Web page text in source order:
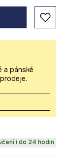
a pánské
i do 24 hodin